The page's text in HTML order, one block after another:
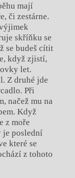
mají
či zestárne.
skříňku se
se budeš cítit
když zjistí,
let.
Z druhé jde
Při
načež mu na
Když
z moře
je poslední
které se
z tohoto